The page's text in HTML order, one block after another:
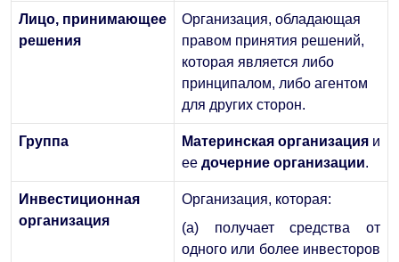
Лицо, принимающее
решения
Организация, обладающая
правом принятия решений,
которая является либо
принципалом, либо агентом
для других сторон.
Группа Материнская организация и
ее дочерние организации.
Инвестиционная
организация
Организация, которая:
(a) получает средства от
одного или более инвесторов